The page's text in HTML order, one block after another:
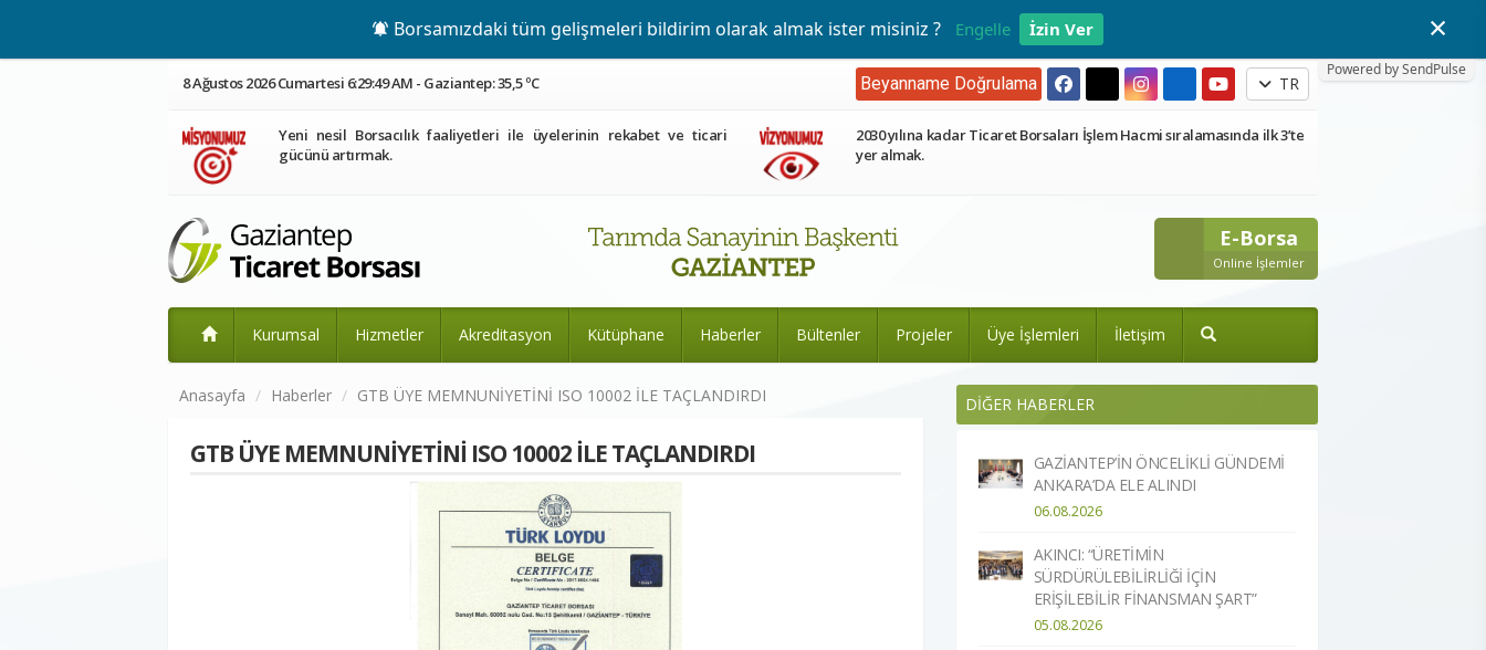
Borsamızdaki tüm gelişmeleri bildirim olarak almak ister misiniz ? Engelle İzin Ver
Powered by SendPulse
×
8 Ağustos 2026 Cumartesi 6:29:50 AM - Gaziantep: 35,5 ºC TR
Beyanname Doğrulama
Yeni nesil Borsacılık faaliyetleri ile üyelerinin rekabet ve ticari
gücünü artırmak.
2030 yılına kadar Ticaret Borsaları İşlem Hacmi sıralamasında ilk 3’te
yer almak.
E-Borsa
Online İşlemler
Kurumsal Hizmetler Akreditasyon Kütüphane Haberler Bültenler Projeler Üye İşlemleri İletişim
Anasayfa Haberler GTB ÜYE MEMNUNİYETİNİ ISO 10002 İLE TAÇLANDIRDI
GTB ÜYE MEMNUNİYETİNİ ISO 10002 İLE TAÇLANDIRDI
DİĞER HABERLER
GAZİANTEP’İN ÖNCELİKLİ GÜNDEMİ
ANKARA’DA ELE ALINDI
06.08.2026
AKINCI: “ÜRETİMİN
SÜRDÜRÜLEBİLİRLİĞİ İÇİN
ERİŞİLEBİLİR FİNANSMAN ŞART”
05.08.2026